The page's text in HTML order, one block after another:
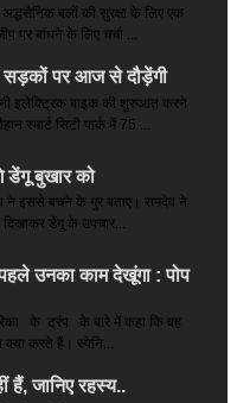
बलों की सुरक्षा के लिए एक
पर बांधने के लिए चर्चा ...
सड़कों पर आज से दौड़ेंगी
इलेक्ट्रिक बाइक की शुरुआत करने
स्मार्ट सिटी पार्क में 75 ...
डेंगू बुखार को
ने इससे बचने के गुर बताए। रामदेव ने
डेंगू के उपचार...
उनका काम देखूंगा : पोप
के ट्रंप के बारे में कहा कि वह
करते हैं। स्पेनि...
हैं, जानिए रहस्य..